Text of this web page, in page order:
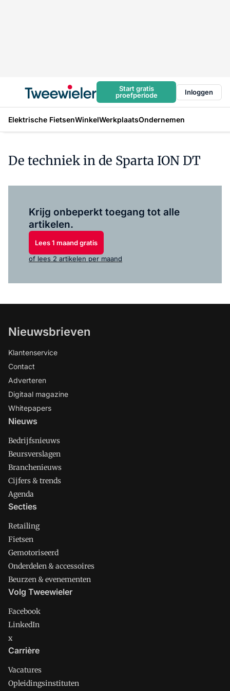
Start gratis
proefperiode
Inloggen
Elektrische FietsenWinkelWerkplaatsOndernemen
De techniek in de Sparta ION DT
Krijg onbeperkt toegang tot alle
artikelen.
Lees 1 maand gratis
of lees 2 artikelen per maand
Nieuwsbrieven
Klantenservice
Contact
Adverteren
Digitaal magazine
Whitepapers
Nieuws
Bedrijfsnieuws
Beursverslagen
Branchenieuws
Cijfers & trends
Agenda
Secties
Retailing
Fietsen
Gemotoriseerd
Onderdelen & accessoires
Beurzen & evenementen
Volg Tweewieler
Facebook
LinkedIn
x
Carrière
Vacatures
Opleidingsinstituten